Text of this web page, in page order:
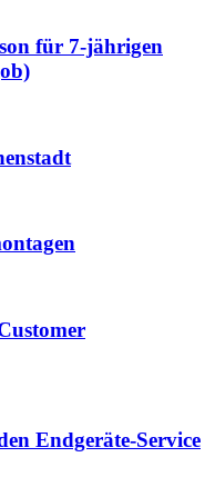
für 7-jährigen
Endgeräte-Service